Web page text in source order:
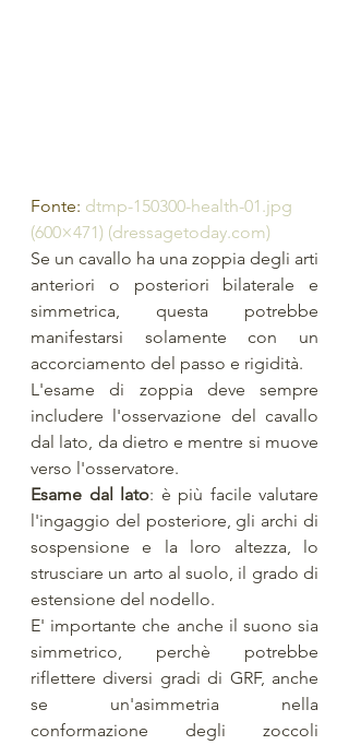
Fonte: dtmp-150300-health-01.jpg
(600×471) (dressagetoday.com)
Se un cavallo ha una zoppia degli arti
anteriori o posteriori bilaterale e
simmetrica, questa potrebbe
manifestarsi solamente con un
accorciamento del passo e rigidità.
L'esame di zoppia deve sempre
includere l'osservazione del cavallo
dal lato, da dietro e mentre si muove
verso l'osservatore.
Esame dal lato: è più facile valutare
l'ingaggio del posteriore, gli archi di
sospensione e la loro altezza, lo
strusciare un arto al suolo, il grado di
estensione del nodello.
E' importante che anche il suono sia
simmetrico, perchè potrebbe
riflettere diversi gradi di GRF, anche
se un'asimmetria nella
conformazione degli zoccoli